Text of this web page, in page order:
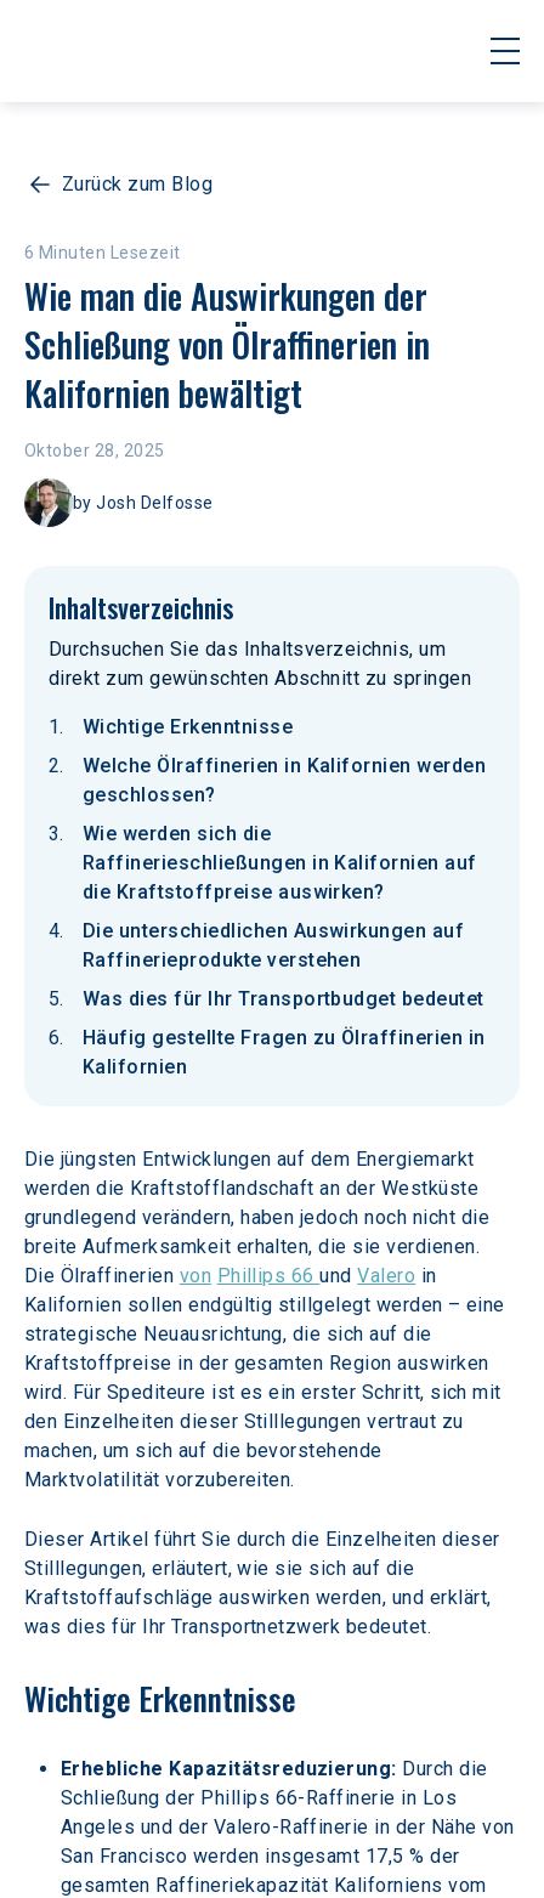
Zurück zum Blog
6 Minuten Lesezeit
Wie man die Auswirkungen der
Schließung von Ölraffinerien in
Kalifornien bewältigt
Oktober 28, 2025
byJosh Delfosse
Inhaltsverzeichnis
Durchsuchen Sie das Inhaltsverzeichnis, um
direkt zum gewünschten Abschnitt zu springen
Wichtige Erkenntnisse
Welche Ölraffinerien in Kalifornien werden
geschlossen?
Wie werden sich die
Raffinerieschließungen in Kalifornien auf
die Kraftstoffpreise auswirken?
Die unterschiedlichen Auswirkungen auf
Raffinerieprodukte verstehen
Was dies für Ihr Transportbudget bedeutet
Häufig gestellte Fragen zu Ölraffinerien in
Kalifornien
Die jüngsten Entwicklungen auf dem Energiemarkt
werden die Kraftstofflandschaft an der Westküste
grundlegend verändern, haben jedoch noch nicht die
breite Aufmerksamkeit erhalten, die sie verdienen.
Die Ölraffinerien von Phillips 66 und Valero in
Kalifornien sollen endgültig stillgelegt werden – eine
strategische Neuausrichtung, die sich auf die
Kraftstoffpreise in der gesamten Region auswirken
wird. Für Spediteure ist es ein erster Schritt, sich mit
den Einzelheiten dieser Stilllegungen vertraut zu
machen, um sich auf die bevorstehende
Marktvolatilität vorzubereiten.
Dieser Artikel führt Sie durch die Einzelheiten dieser
Stilllegungen, erläutert, wie sie sich auf die
Kraftstoffaufschläge auswirken werden, und erklärt,
was dies für Ihr Transportnetzwerk bedeutet.
Wichtige Erkenntnisse
Erhebliche Kapazitätsreduzierung: Durch die
Schließung der Phillips 66-Raffinerie in Los
Angeles und der Valero-Raffinerie in der Nähe von
San Francisco werden insgesamt 17,5 % der
gesamten Raffineriekapazität Kaliforniens vom